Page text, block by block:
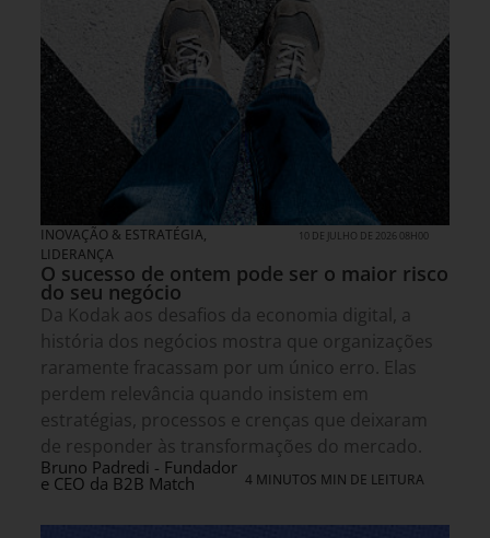
INOVAÇÃO & ESTRATÉGIA,
LIDERANÇA
10 DE JULHO DE 2026 08H00
O sucesso de ontem pode ser o maior risco
do seu negócio
Da Kodak aos desafios da economia digital, a
história dos negócios mostra que organizações
raramente fracassam por um único erro. Elas
perdem relevância quando insistem em
estratégias, processos e crenças que deixaram
de responder às transformações do mercado.
Bruno Padredi - Fundador
e CEO da B2B Match 4 MINUTOS MIN DE LEITURA